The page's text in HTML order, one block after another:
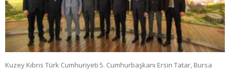
Kuzey Kıbrıs Türk Cumhuriyeti 5. Cumhurbaşkanı Ersin Tatar, Bursa